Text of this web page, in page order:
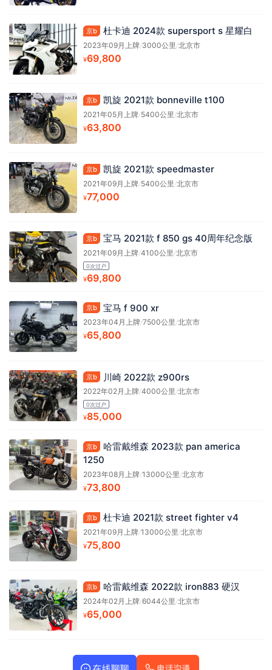
京b 杜卡迪 2024款 supersport s 星耀白
2023年09月上牌/3000公里 /北京市
¥69,800
京b 凯旋 2021款 bonneville t100
2021年05月上牌/5400公里 /北京市
¥63,800
京b 凯旋 2021款 speedmaster
2021年09月上牌/5400公里 /北京市
¥77,000
京b 宝马 2021款 f 850 gs 40周年纪念版
2021年09月上牌/4100公里 /北京市
0次过户
¥69,800
京b 宝马 f 900 xr
2023年04月上牌/7500公里/北京市
¥65,800
京b 川崎 2022款 z900rs
2022年02月上牌/4000公里/北京市
0次过户
¥85,000
京b
哈雷戴维森 2023款 pan america
1250
2023年08月上牌/13000公里/北京市
¥73,800
京b 杜卡迪 2021款 street fighter v4
2021年09月上牌/13000公里/北京市
¥75,800
京b 哈雷戴维森 2022款 iron883 硬汉
2024年02月上牌/6044公里/北京市
¥65,000